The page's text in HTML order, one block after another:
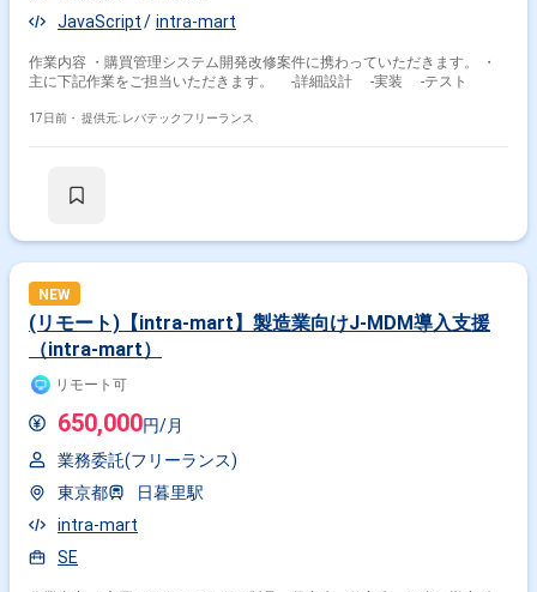
JavaScript
intra-mart
作業内容 ・購買管理システム開発改修案件に携わっていただきます。 ・
主に下記作業をご担当いただきます。 ‐詳細設計 ‐実装 ‐テスト
17日前・ 提供元: レバテックフリーランス
NEW
(リモート)【intra-mart】製造業向けJ-MDM導入支援
（intra-mart）
リモート可
650,000円/月
業務委託(フリーランス)
東京都
日暮里駅
intra-mart
SE